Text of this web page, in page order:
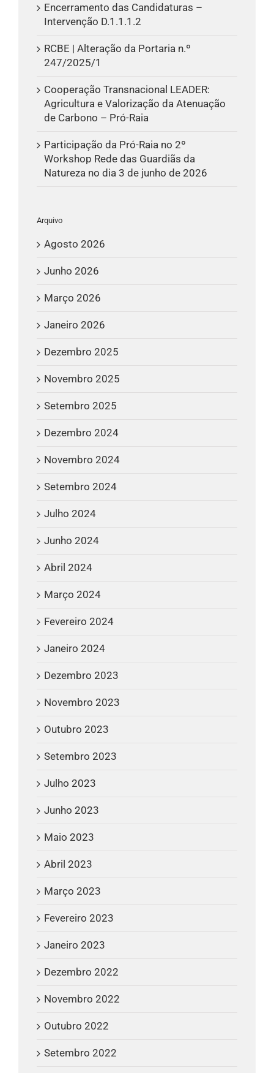
Encerramento das Candidaturas –
Intervenção D.1.1.1.2
RCBE | Alteração da Portaria n.º
247/2025/1
Cooperação Transnacional LEADER:
Agricultura e Valorização da Atenuação
de Carbono – Pró-Raia
Participação da Pró-Raia no 2º
Workshop Rede das Guardiãs da
Natureza no dia 3 de junho de 2026
Arquivo
Agosto 2026
Junho 2026
Março 2026
Janeiro 2026
Dezembro 2025
Novembro 2025
Setembro 2025
Dezembro 2024
Novembro 2024
Setembro 2024
Julho 2024
Junho 2024
Abril 2024
Março 2024
Fevereiro 2024
Janeiro 2024
Dezembro 2023
Novembro 2023
Outubro 2023
Setembro 2023
Julho 2023
Junho 2023
Maio 2023
Abril 2023
Março 2023
Fevereiro 2023
Janeiro 2023
Dezembro 2022
Novembro 2022
Outubro 2022
Setembro 2022